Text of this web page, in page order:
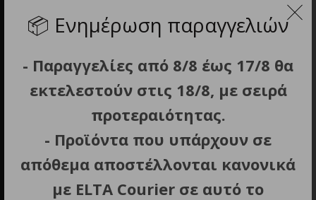
📦 Ενημέρωση παραγγελιών
- Παραγγελίες από 8/8 έως 17/8 θα
εκτελεστούν στις 18/8, με σειρά
προτεραιότητας.
- Προϊόντα που υπάρχουν σε
απόθεμα αποστέλλονται κανονικά
με ELTA Courier σε αυτό το
Τηλέφωνο
211 0137 854